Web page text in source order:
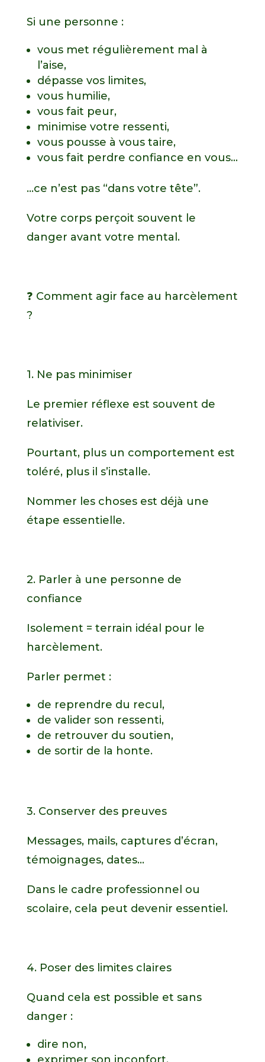
Si une personne :
vous met régulièrement mal à
l’aise,
dépasse vos limites,
vous humilie,
vous fait peur,
minimise votre ressenti,
vous pousse à vous taire,
vous fait perdre confiance en vous…
…ce n’est pas “dans votre tête”.
Votre corps perçoit souvent le
danger avant votre mental.
❓ Comment agir face au harcèlement
?
1. Ne pas minimiser
Le premier réflexe est souvent de
relativiser.
Pourtant, plus un comportement est
toléré, plus il s’installe.
Nommer les choses est déjà une
étape essentielle.
2. Parler à une personne de
confiance
Isolement = terrain idéal pour le
harcèlement.
Parler permet :
de reprendre du recul,
de valider son ressenti,
de retrouver du soutien,
de sortir de la honte.
3. Conserver des preuves
Messages, mails, captures d’écran,
témoignages, dates…
Dans le cadre professionnel ou
scolaire, cela peut devenir essentiel.
4. Poser des limites claires
Quand cela est possible et sans
danger :
dire non,